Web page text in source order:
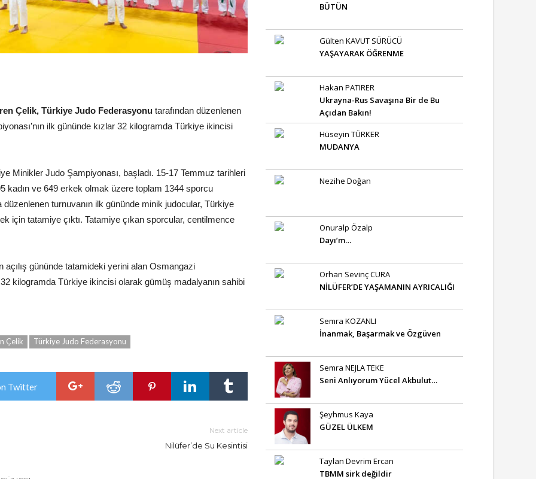
Çelik, Türkiye Judo Federasyonu tarafından düzenlenen
ilk gününde kızlar 32 kilogramda Türkiye ikincisi
Minikler Judo Şampiyonası, başladı. 15-17 Temmuz tarihleri
kadın ve 649 erkek olmak üzere toplam 1344 sporcu
turnuvanın ilk gününde minik judocular, Türkiye
için tatamiye çıktı. Tatamiye çıkan sporcular, centilmence
gününde tatamideki yerini alan Osmangazi
kilogramda Türkiye ikincisi olarak gümüş madalyanın sahibi
Çelik Türkiye Judo Federasyonu
Twitter
Next article
Nilüfer’de Su Kesintisi
BÜTÜN
Gülten KAVUT SÜRÜCÜ
YAŞAYARAK ÖĞRENME
Hakan PATIRER
Ukrayna-Rus Savaşına Bir de Bu
Açıdan Bakın!
Hüseyin TÜRKER
MUDANYA
Nezihe Doğan
Onuralp Özalp
Dayı’m…
Orhan Sevinç CURA
NİLÜFER’DE YAŞAMANIN AYRICALIĞI
Semra KOZANLI
İnanmak, Başarmak ve Özgüven
Semra NEJLA TEKE
Seni Anlıyorum Yücel Akbulut…
Şeyhmus Kaya
GÜZEL ÜLKEM
Taylan Devrim Ercan
TBMM sirk değildir